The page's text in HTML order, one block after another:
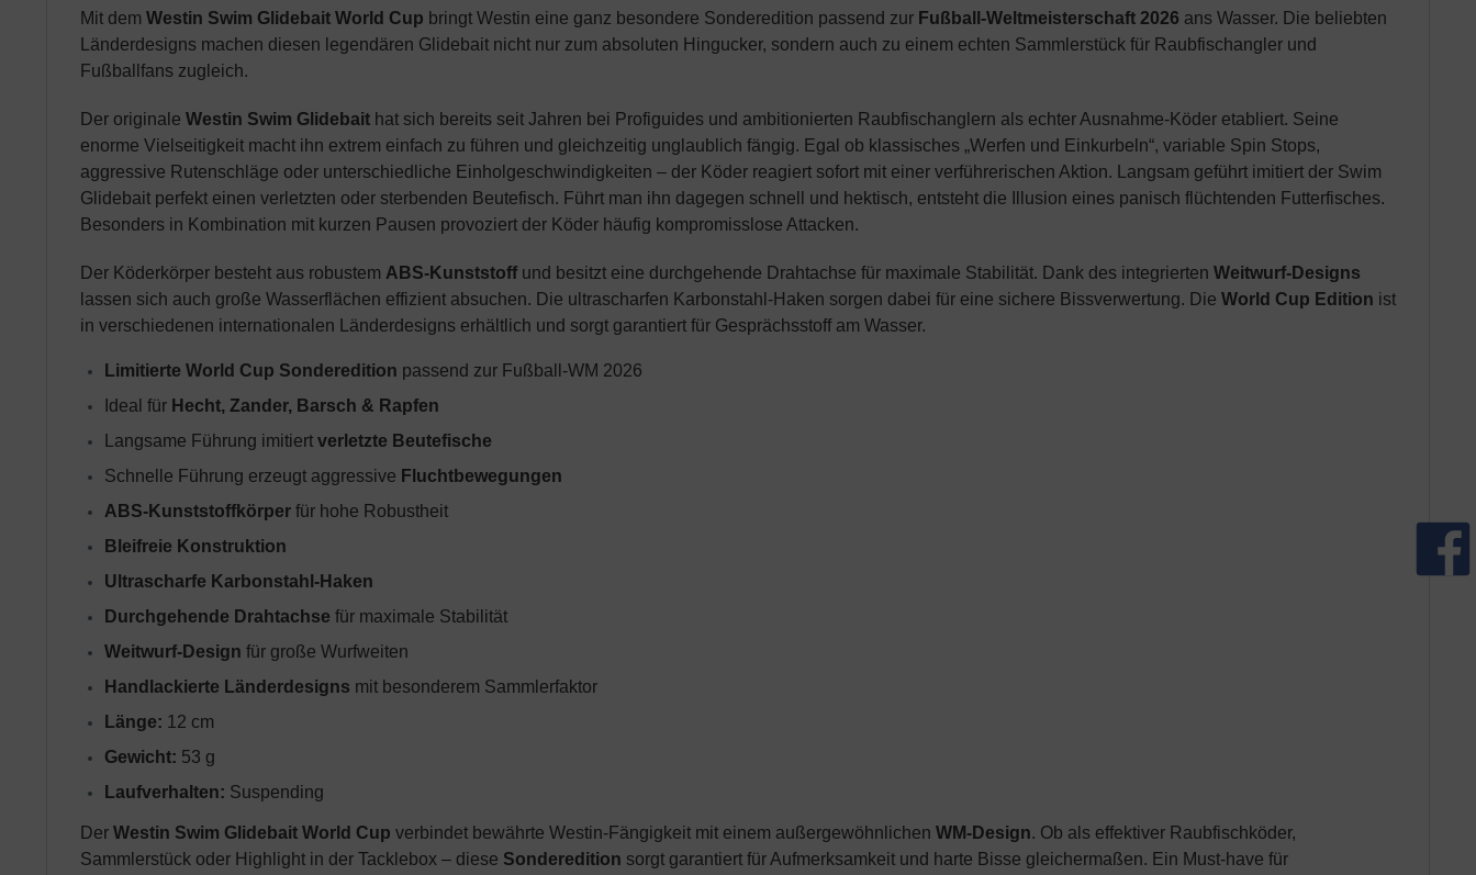
Mit dem Westin Swim Glidebait World Cup bringt Westin eine ganz besondere Sonderedition passend zur Fußball-Weltmeisterschaft 2026 ans Wasser. Die beliebten
Länderdesigns machen diesen legendären Glidebait nicht nur zum absoluten Hingucker, sondern auch zu einem echten Sammlerstück für Raubfischangler und
Fußballfans zugleich.
Der originale Westin Swim Glidebait hat sich bereits seit Jahren bei Profiguides und ambitionierten Raubfischanglern als echter Ausnahme-Köder etabliert. Seine
enorme Vielseitigkeit macht ihn extrem einfach zu führen und gleichzeitig unglaublich fängig. Egal ob klassisches „Werfen und Einkurbeln“, variable Spin Stops,
aggressive Rutenschläge oder unterschiedliche Einholgeschwindigkeiten – der Köder reagiert sofort mit einer verführerischen Aktion. Langsam geführt imitiert der Swim
Glidebait perfekt einen verletzten oder sterbenden Beutefisch. Führt man ihn dagegen schnell und hektisch, entsteht die Illusion eines panisch flüchtenden Futterfisches.
Besonders in Kombination mit kurzen Pausen provoziert der Köder häufig kompromisslose Attacken.
Der Köderkörper besteht aus robustem ABS-Kunststoff und besitzt eine durchgehende Drahtachse für maximale Stabilität. Dank des integrierten Weitwurf-Designs
lassen sich auch große Wasserflächen effizient absuchen. Die ultrascharfen Karbonstahl-Haken sorgen dabei für eine sichere Bissverwertung. Die World Cup Edition ist
in verschiedenen internationalen Länderdesigns erhältlich und sorgt garantiert für Gesprächsstoff am Wasser.
Limitierte World Cup Sonderedition passend zur Fußball-WM 2026
Ideal für Hecht, Zander, Barsch & Rapfen
Langsame Führung imitiert verletzte Beutefische
Schnelle Führung erzeugt aggressive Fluchtbewegungen
ABS-Kunststoffkörper für hohe Robustheit
Bleifreie Konstruktion
Ultrascharfe Karbonstahl-Haken
Durchgehende Drahtachse für maximale Stabilität
Weitwurf-Design für große Wurfweiten
Handlackierte Länderdesigns mit besonderem Sammlerfaktor
Länge: 12 cm
Gewicht: 53 g
Laufverhalten: Suspending
Der Westin Swim Glidebait World Cup verbindet bewährte Westin-Fängigkeit mit einem außergewöhnlichen WM-Design. Ob als effektiver Raubfischköder,
Sammlerstück oder Highlight in der Tacklebox – diese Sonderedition sorgt garantiert für Aufmerksamkeit und harte Bisse gleichermaßen. Ein Must-have für